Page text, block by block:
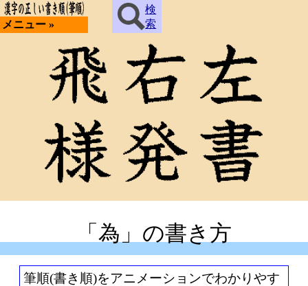
メニュー »
検
索
「為」の書き方
筆順(書き順)をアニメーションでわかりやす